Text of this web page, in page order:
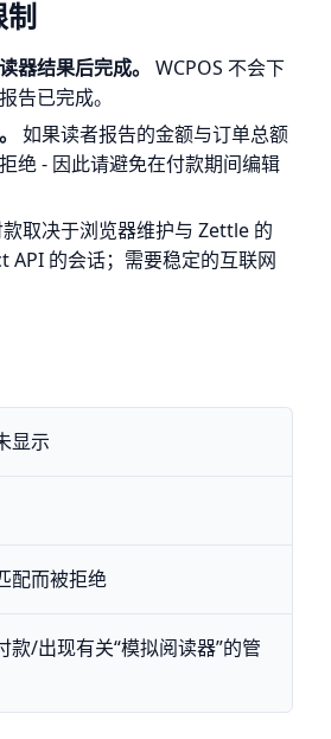
制
器结果后完成。 WCPOS 不会下
告已完成。
如果读者报告的金额与订单总额
绝 - 因此请避免在付款期间编辑
取决于浏览器维护与 Zettle 的
API 的会话；需要稳定的互联网
显示
配而被拒绝
款/出现有关“模拟阅读器”的管